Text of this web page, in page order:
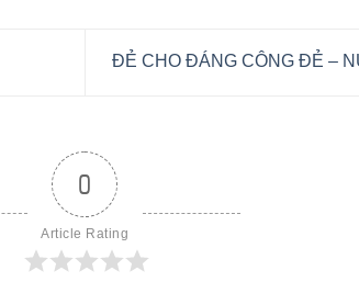
ĐẺ CHO ĐÁNG CÔNG ĐẺ –
0
Article Rating